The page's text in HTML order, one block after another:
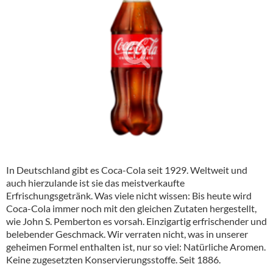
Alkoholfreie Getränke
Öle & Küchenartikel
In Deutschland gibt esCoca-Colaseit 1929. Weltweit und
auch hierzulande ist sie das meistverkaufte
Erfrischungsgetränk. Was viele nicht wissen: Bis heute wird
Coca-Cola immer noch mit den gleichen Zutaten hergestellt,
wie John S. Pemberton es vorsah. Einzigartig erfrischender und
belebender Geschmack. Wir verraten nicht, was in unserer
geheimen Formel enthalten ist, nur so viel: Natürliche Aromen.
Keine zugesetzten Konservierungsstoffe. Seit 1886.